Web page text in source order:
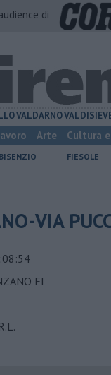
di
VALDARNO
Arte Cultura
FIESOLE
VIA
FI